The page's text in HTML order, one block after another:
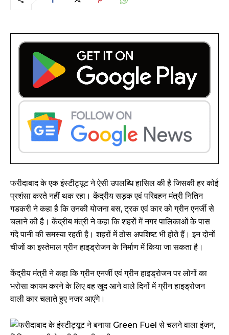
फरीदाबाद के एक इंस्टीट्यूट ने ऐसी उपलब्धि हासिल की है जिसकी हर कोई
प्रशंसा करते नहीं थक रहा। केंद्रीय सड़क एवं परिवहन मंत्री नितिन
गडकरी ने कहा है कि उनकी योजना बस, ट्रक एवं कार को ग्रीन एनर्जी से
चलाने की है। केंद्रीय मंत्री ने कहा कि शहरों में नगर पालिकाओं के पास
गंदे पानी की समस्या रहती है। शहरों में ठोस अपशिष्ट भी होते हैं। इन दोनों
चीजों का इस्तेमाल ग्रीन हाइड्रोजन के निर्माण में किया जा सकता है।
केंद्रीय मंत्री ने कहा कि ग्रीन एनर्जी एवं ग्रीन हाइड्रोजन पर लोगों का
भरोसा कायम करने के लिए वह खुद आने वाले दिनों में ग्रीन हाइड्रोजन
वाली कार चलाते हुए नजर आएंगे।